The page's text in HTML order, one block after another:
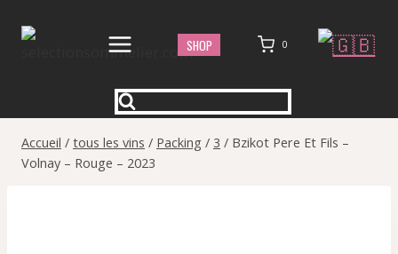
SHOP 0
Accueil / tous les vins / Packing / 3 / Bzikot Pere Et Fils –
Volnay – Rouge – 2023